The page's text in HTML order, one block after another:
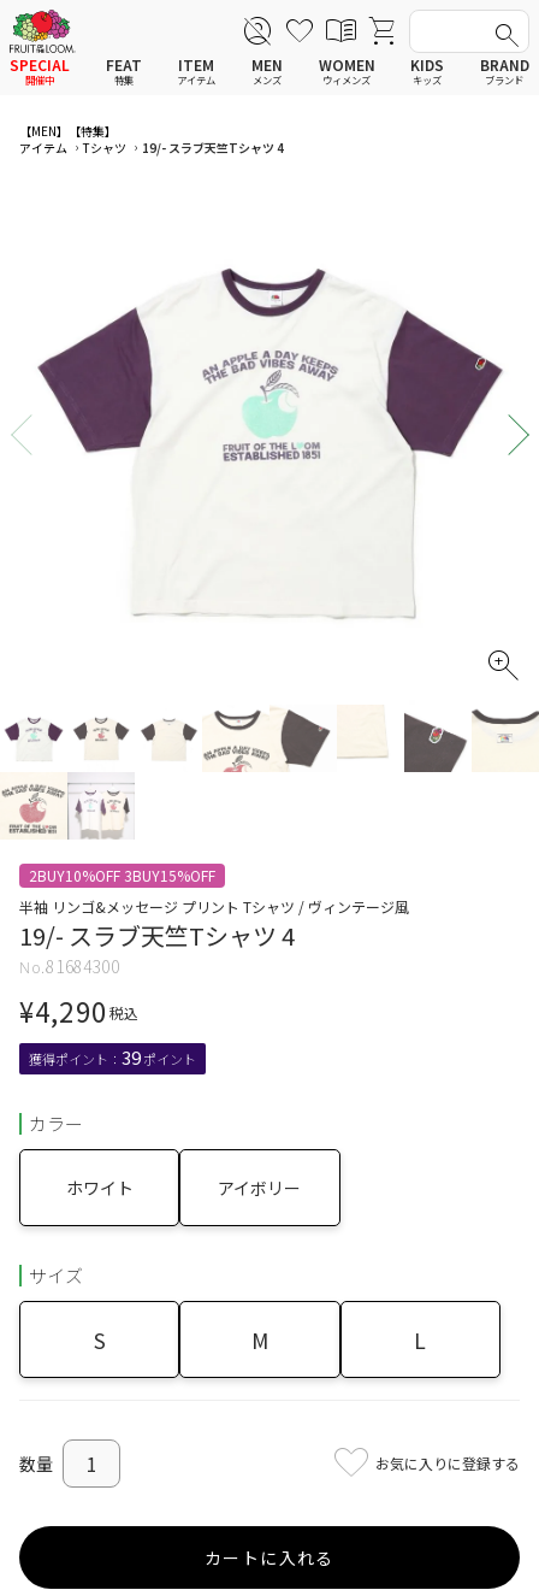
SPECIAL
開催中
FEAT
特集
ITEM
アイテム
全てのアイテム
スカート
セットアップ
その他ウェア
ルームウェア
アンダーウェアMEN
アンダーウェアWOMEN
帽子
ファッショングッズ
レイングッズ
MEN
メンズ
全てのメンズ アイテム
その他ウェア
ルームウェア
アンダーウェア
帽子
ファッショングッズ
レイングッズ
WOMEN
ウィメンズ
全てのウィメンズ
スカート
セットアップ
その他ウェア
ルームウェア
アンダーウェア
ソックス
ファッショングッズ
レイングッズ
KIDS
キッズ
全てのキッズ
スカート
セットアップ
その他ウェア
ルームウェア
アンダーウェア
ソックス
ファッショングッズ
レイングッズ
BRAND
ブランド
【MEN】
【特集】
アイテム
Tシャツ 19/- スラブ天竺Tシャツ 4
2BUY10%OFF 3BUY15%OFF
半袖 リンゴ&メッセージ プリント Tシャツ / ヴィンテージ風
19/- スラブ天竺Tシャツ 4
81684300
¥4,290 税込
39
カラー
ホワイト アイボリー
サイズ
S M L
お気に入りに登録する
カートに入れる